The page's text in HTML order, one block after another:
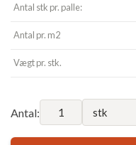
Antal stk pr. palle:
Antal pr. m2
Vægt pr. stk.
Antal: